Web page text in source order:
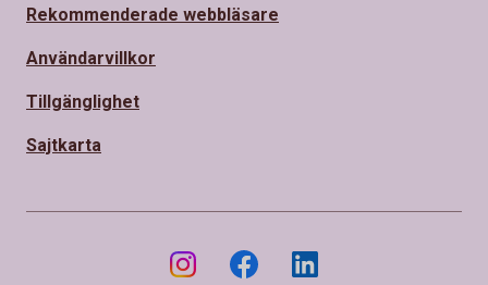
Rekommenderade webbläsare
Användarvillkor
Tillgänglighet
Sajtkarta